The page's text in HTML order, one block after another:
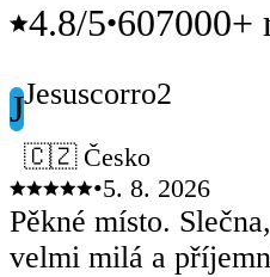
4.8/5•607000+
JJesuscorro2
🇨🇿 Česko
•5. 8. 2026
Pěkné místo.
velmi milá a